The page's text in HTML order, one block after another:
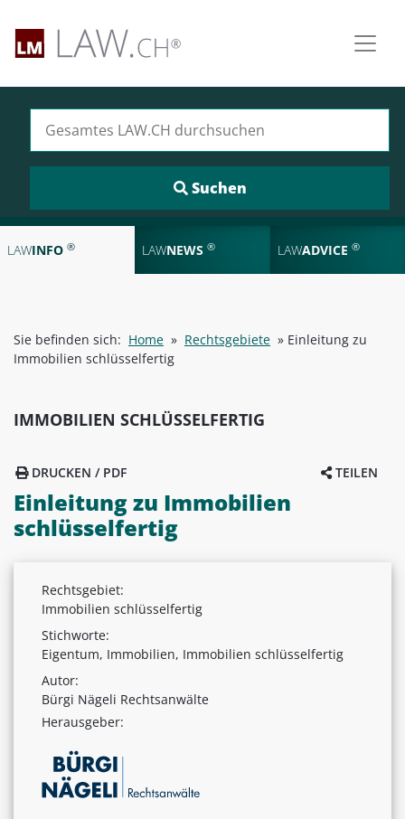
LAWINFO ® LAWNEWS ® LAWADVICE ®
Sie befinden sich: Home » Rechtsgebiete » Einleitung zu
Immobilien schlüsselfertig
IMMOBILIEN SCHLÜSSELFERTIG
TEILEN
DRUCKEN / PDF
Einleitung zu Immobilien
schlüsselfertig
Rechtsgebiet:
Immobilien schlüsselfertig
Stichworte:
Eigentum, Immobilien, Immobilien schlüsselfertig
Autor:
Bürgi Nägeli Rechtsanwälte
Herausgeber: